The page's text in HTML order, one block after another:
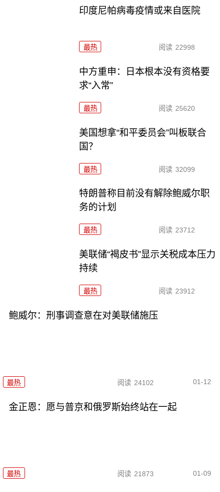
印度尼帕病毒疫情或来自医院
最热 阅读 22998
中方重申：日本根本没有资格要
求“入常”
最热 阅读 25620
美国想拿“和平委员会”叫板联合
国？
最热 阅读 32099
特朗普称目前没有解除鲍威尔职
务的计划
最热 阅读 23712
美联储“褐皮书”显示关税成本压力
持续
最热 阅读 23912
鲍威尔：刑事调查意在对美联储施压
最热 阅读 24102 01-12
金正恩：愿与普京和俄罗斯始终站在一起
最热 阅读 21873 01-09